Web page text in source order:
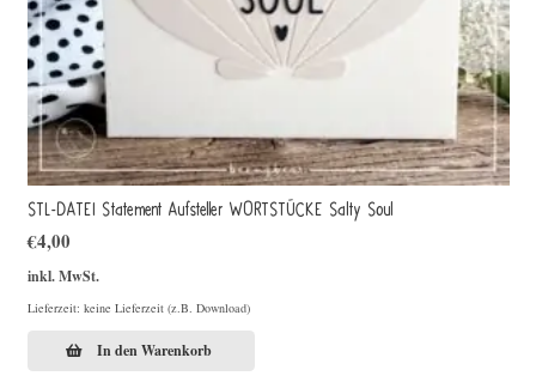
STL-DATEI Statement Aufsteller WORTSTÜCKE Salty Soul
€4,00
inkl. MwSt.
Lieferzeit: keine Lieferzeit (z.B. Download)
In den Warenkorb